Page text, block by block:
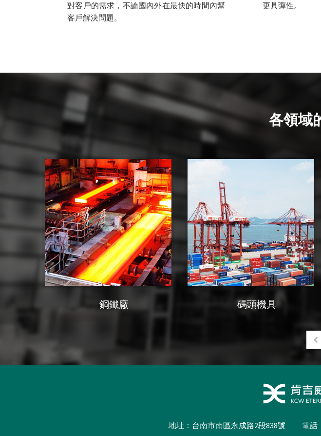
對客戶的需求，不論國內外在最快的時間內幫
客戶解決問題。
更具彈性。
各領域
鋼鐵廠 碼頭機具
地址：台南市南區永成路2段838號 電話